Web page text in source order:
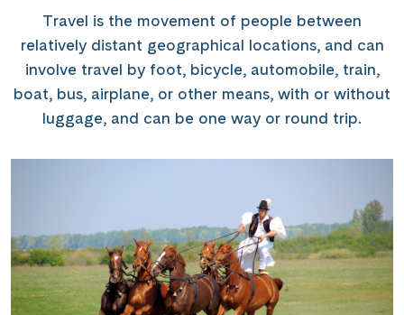
Travel is the movement of people between
relatively distant geographical locations, and can
involve travel by foot, bicycle, automobile, train,
boat, bus, airplane, or other means, with or without
luggage, and can be one way or round trip.